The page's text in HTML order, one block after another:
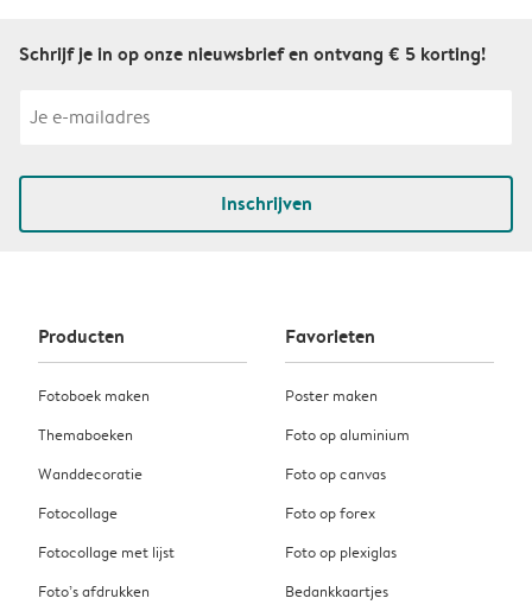
Schrijf je in op onze nieuwsbrief en ontvang € 5 korting!
Inschrijven
Producten
Fotoboek maken
Themaboeken
Wanddecoratie
Fotocollage
Fotocollage met lijst
Foto’s afdrukken
Favorieten
Poster maken
Foto op aluminium
Foto op canvas
Foto op forex
Foto op plexiglas
Bedankkaartjes